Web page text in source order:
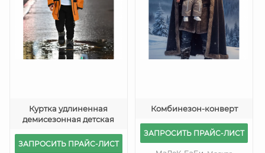
Куртка удлиненная
демисезонная детская
ЗАПРОСИТЬ ПРАЙС-ЛИСТ
Комбинезон-конверт
ЗАПРОСИТЬ ПРАЙС-ЛИСТ